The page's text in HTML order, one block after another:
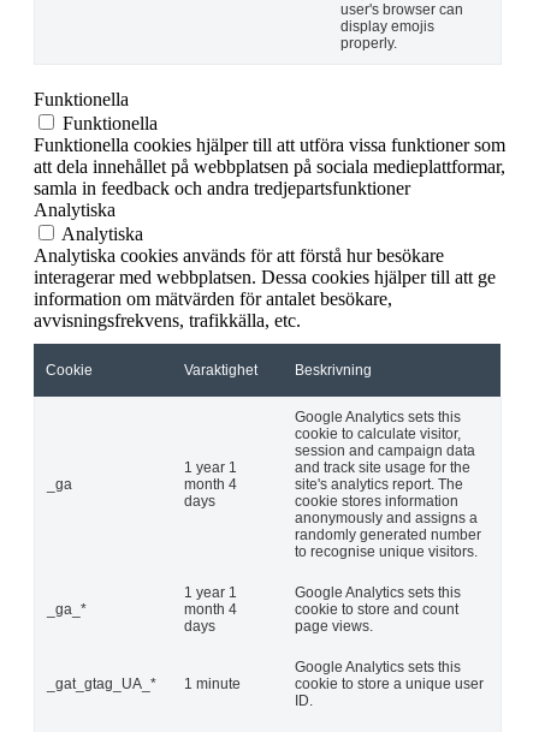
user's browser can
display emojis
properly.
Funktionella
Funktionella
Funktionella cookies hjälper till att utföra vissa funktioner som
att dela innehållet på webbplatsen på sociala medieplattformar,
samla in feedback och andra tredjepartsfunktioner
Analytiska
Analytiska
Analytiska cookies används för att förstå hur besökare
interagerar med webbplatsen. Dessa cookies hjälper till att ge
information om mätvärden för antalet besökare,
avvisningsfrekvens, trafikkälla, etc.
Cookie Varaktighet Beskrivning
_ga
1 year 1
month 4
days
Google Analytics sets this
cookie to calculate visitor,
session and campaign data
and track site usage for the
site's analytics report. The
cookie stores information
anonymously and assigns a
randomly generated number
to recognise unique visitors.
_ga_*
1 year 1
month 4
days
Google Analytics sets this
cookie to store and count
page views.
_gat_gtag_UA_* 1 minute
Google Analytics sets this
cookie to store a unique user
ID.